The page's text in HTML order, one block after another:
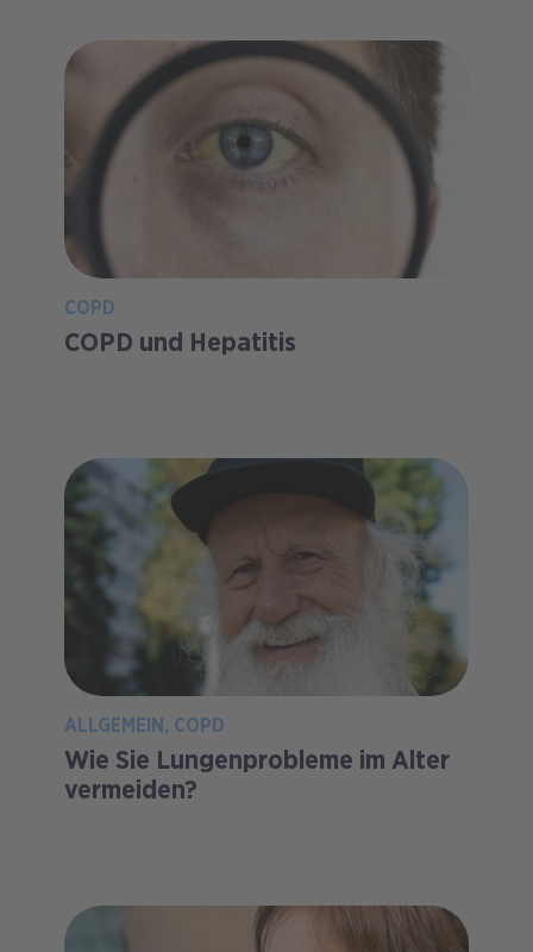
COPD
COPD und Hepatitis
ALLGEMEIN COPD
Wie Sie Lungenprobleme im Alter
vermeiden?